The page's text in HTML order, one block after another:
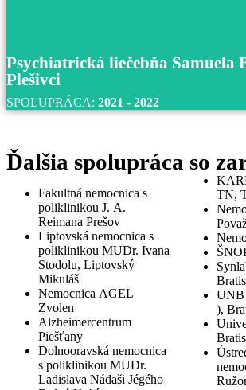
Psychiatrická liečebňa Samuela
Plešivci
SPOLUPRÁCA: 2021 - 2022
Psychiatrická liečebňa
Plešivci
S psychiatrickou liečebňou
spolupracovali v rokoch 2021 až
Ďalšia spolupráca so
Fakultná nemocnica s
poliklinikou J. A.
Reimana Prešov
Liptovská nemocnica s
poliklinikou MUDr. Ivana
Stodolu, Liptovský
Mikuláš
Nemocnica AGEL
Zvolen
Alzheimercentrum
Piešťany
Dolnooravská nemocnica
s poliklinikou MUDr.
Ladislava Nádaši Jégého
TN,
UNB
),